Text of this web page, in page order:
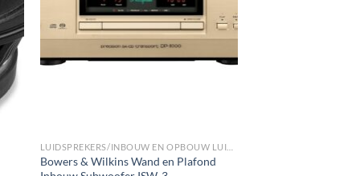
Bowers & Wilkins Wand en Plafond